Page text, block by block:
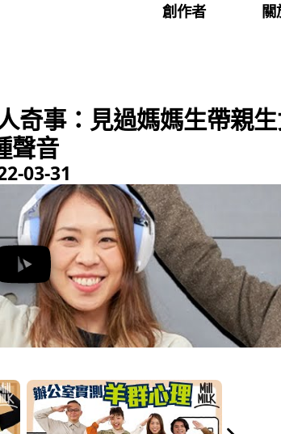
創作者 關
奇事：見過媽媽生帶親
聲音
03-31